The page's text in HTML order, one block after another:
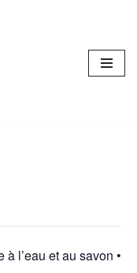
à l’eau et au savon •